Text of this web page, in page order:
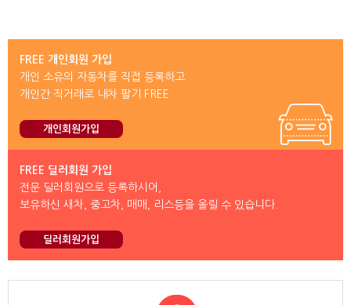
FREE 개인회원 가입
개인 소유의 자동차를 직접 등록하고
개인간 직거래로 내차 팔기 FREE
개인회원가입
FREE 딜러회원 가입
전문 딜러회원으로 등록하시어,
보유하신 새차, 중고차, 매매, 리스등을 올릴 수 있습니다.
딜러회원가입